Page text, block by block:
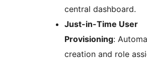
central dashboard.
Just-in-Time User
Provisioning:
creation and role